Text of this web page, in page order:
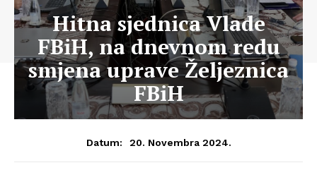
Hitna sjednica Vlade
FBiH, na dnevnom redu
smjena uprave Željeznica
FBiH
Datum: 20. Novembra 2024.